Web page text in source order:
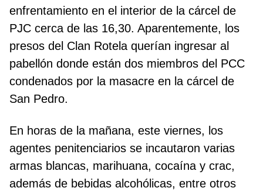
enfrentamiento en el interior de la cárcel de
PJC cerca de las 16,30. Aparentemente, los
presos del Clan Rotela querían ingresar al
pabellón donde están dos miembros del PCC
condenados por la masacre en la cárcel de
San Pedro.
En horas de la mañana, este viernes, los
agentes penitenciarios se incautaron varias
armas blancas, marihuana, cocaína y crac,
además de bebidas alcohólicas, entre otros